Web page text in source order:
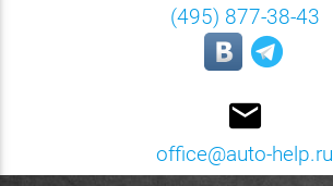
(495) 877-38-43
email
office@auto-help.ru